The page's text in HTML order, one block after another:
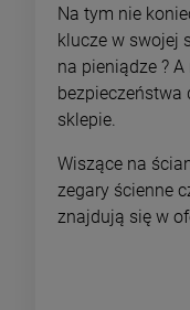
Na tym nie
klucze w swojej
na pieniądze ?
bezpieczeństwa
sklepie.
Wiszące na
zegary ścienne
znajdują się w